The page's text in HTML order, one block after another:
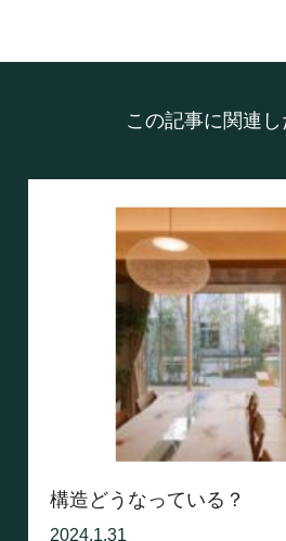
この記事に関連
構造どうなっている？
2024.1.31